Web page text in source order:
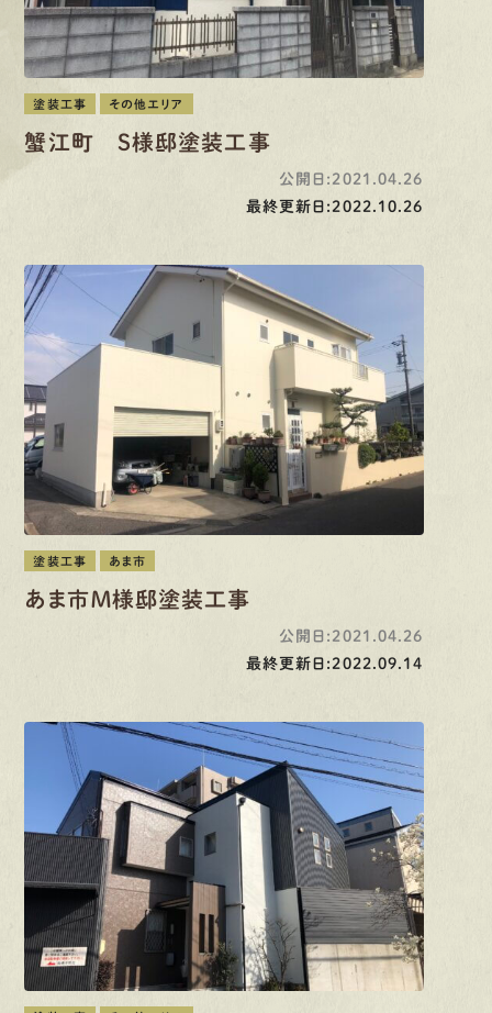
塗装工事 その他エリア
蟹江町 Ｓ様邸塗装工事
公開日:2021.04.26
最終更新日:2022.10.26
塗装工事 あま市
あま市Ｍ様邸塗装工事
公開日:2021.04.26
最終更新日:2022.09.14